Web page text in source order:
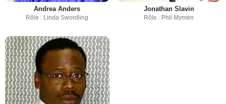
Andrea Anders
Rôle : Linda Swordling
Jonathan Slavin
Rôle : Phil Mymen